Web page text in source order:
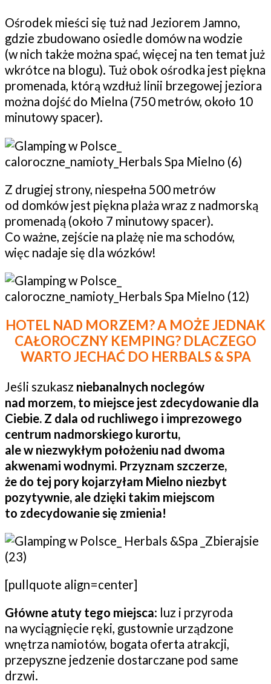
Ośrodek mieści się tuż nad Jeziorem Jamno,
gdzie zbudowano osiedle domów na wodzie
(w nich także można spać, więcej na ten temat już
wkrótce na blogu). Tuż obok ośrodka jest piękna
promenada, którą wzdłuż linii brzegowej jeziora
można dojść do Mielna (750 metrów, około 10
minutowy spacer).
Z drugiej strony, niespełna 500 metrów
od domków jest piękna plaża wraz z nadmorską
promenadą (około 7 minutowy spacer).
Co ważne, zejście na plażę nie ma schodów,
więc nadaje się dla wózków!
HOTEL NAD MORZEM? A MOŻE JEDNAK
CAŁOROCZNY KEMPING? DLACZEGO
WARTO JECHAĆ DO HERBALS & SPA
Jeśli szukasz niebanalnych noclegów
nad morzem, to miejsce jest zdecydowanie dla
Ciebie. Z dala od ruchliwego i imprezowego
centrum nadmorskiego kurortu,
ale w niezwykłym położeniu nad dwoma
akwenami wodnymi. Przyznam szczerze,
że do tej pory kojarzyłam Mielno niezbyt
pozytywnie, ale dzięki takim miejscom
to zdecydowanie się zmienia!
[pullquote align=center]
Główne atuty tego miejsca: luz i przyroda
na wyciągnięcie ręki, gustownie urządzone
wnętrza namiotów, bogata oferta atrakcji,
przepyszne jedzenie dostarczane pod same
drzwi.